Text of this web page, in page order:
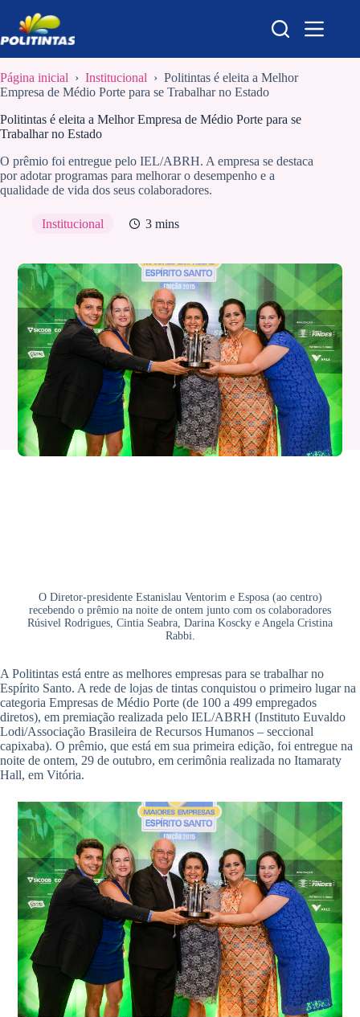
para
o
conteúdo
Página inicial › Institucional › Politintas é eleita a Melhor
Empresa de Médio Porte para se Trabalhar no Estado
Politintas é eleita a Melhor Empresa de Médio Porte para se
Trabalhar no Estado
O prêmio foi entregue pelo IEL/ABRH. A empresa se destaca
por adotar programas para melhorar o desempenho e a
qualidade de vida dos seus colaboradores.
Institucional 3 mins
O Diretor-presidente Estanislau Ventorim e Esposa (ao centro)
recebendo o prêmio na noite de ontem junto com os colaboradores
Rúsivel Rodrigues, Cintia Seabra, Darina Koscky e Angela Cristina
Rabbi.
A Politintas está entre as melhores empresas para se trabalhar no
Espírito Santo. A rede de lojas de tintas conquistou o primeiro lugar na
categoria Empresas de Médio Porte (de 100 a 499 empregados
diretos), em premiação realizada pelo IEL/ABRH (Instituto Euvaldo
Lodi/Associação Brasileira de Recursos Humanos – seccional
capixaba). O prêmio, que está em sua primeira edição, foi entregue na
noite de ontem, 29 de outubro, em cerimônia realizada no Itamaraty
Hall, em Vitória.